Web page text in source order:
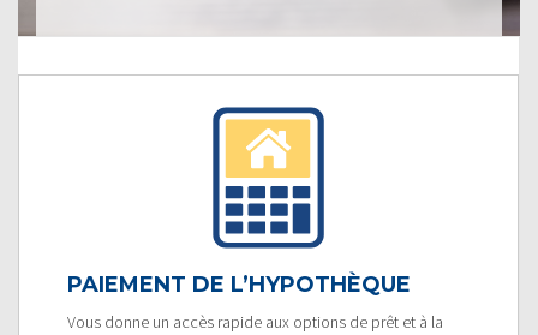
PAIEMENT DE L’HYPOTHÈQUE
Vous donne un accès rapide aux options de prêt et à la